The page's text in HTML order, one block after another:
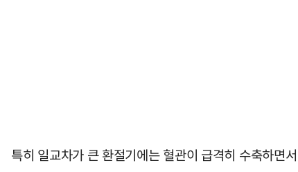
특히 일교차가 큰 환절기에는 혈관이 급격히 수축하면